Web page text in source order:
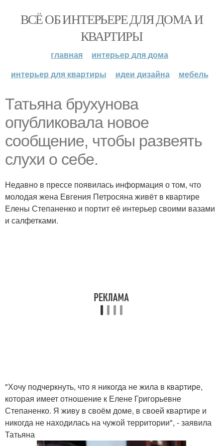
ВСЁ ОБ ИНТЕРЬЕРЕ ДЛЯ ДОМА И
КВАРТИРЫ
главная
интерьер для дома
интерьер для квартиры
идеи дизайна мебель
Татьяна брухунова
опубликовала новое
сообщение, чтобы развеять
слухи о себе.
Недавно в прессе появилась информация о том, что
молодая жена Евгения Петросяна живёт в квартире
Елены Степаненко и портит её интерьер своими вазами
и салфетками.
"Хочу подчеркнуть, что я никогда не жила в квартире,
которая имеет отношение к Елене Григорьевне
Степаненко. Я живу в своём доме, в своей квартире и
никогда не находилась на чужой территории", - заявила
Татьяна